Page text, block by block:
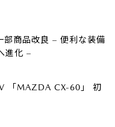
部商品改良 – 便利な装備
進化 –
「MAZDA CX-60」 初